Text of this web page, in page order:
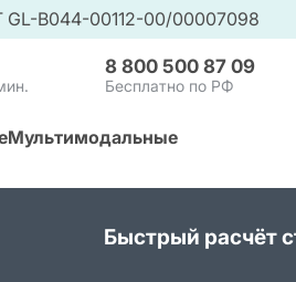
B044-00112-00/00007098
8 800 500 87 09
Бесплатно по РФ
Калькулятор
Страхование грузов
Мультимодальные
Быстрый расчёт